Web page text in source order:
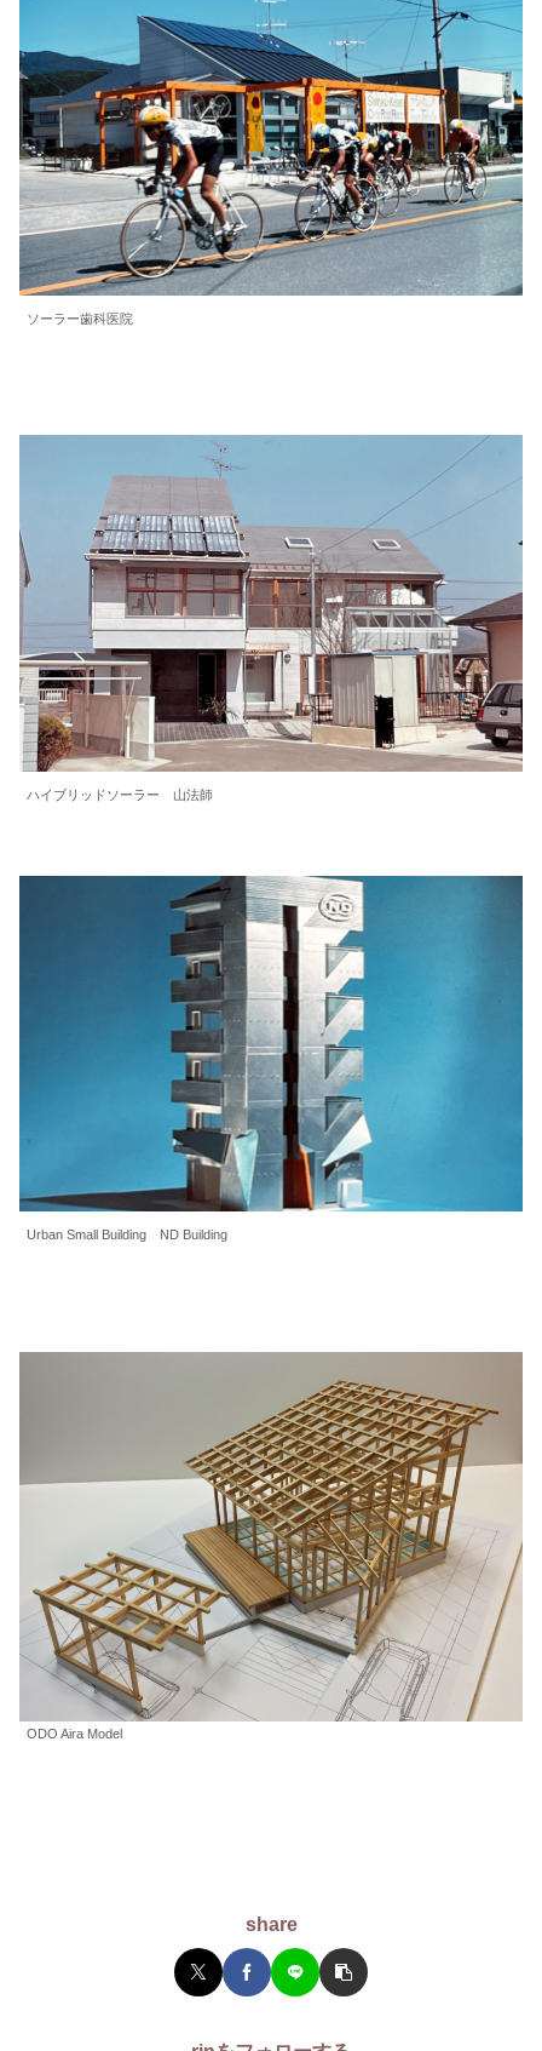
ソーラー歯科医院
ハイブリッドソーラー 山法師
Urban Small Building ND Building
ODO Aira Model
share